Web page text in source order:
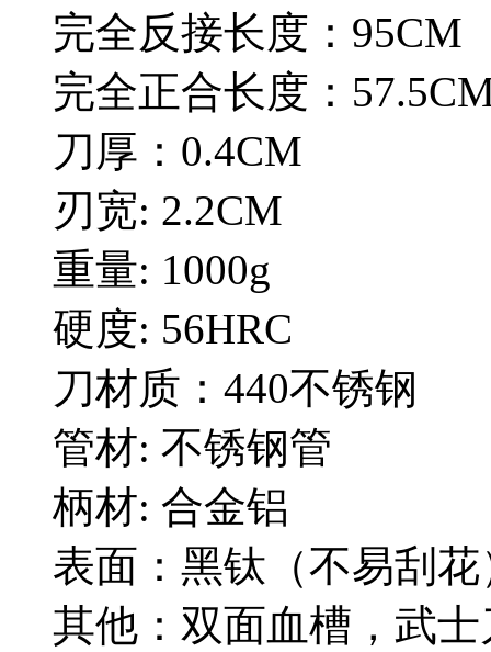
完全反接长度：95CM
完全正合长度：
刀厚：0.4CM
刃宽: 2.2CM
重量: 1000g
硬度: 56HRC
刀材质：440不锈钢
管材: 不锈钢管
柄材: 合金铝
表面：黑钛（不易刮花
其他：双面血槽，武士